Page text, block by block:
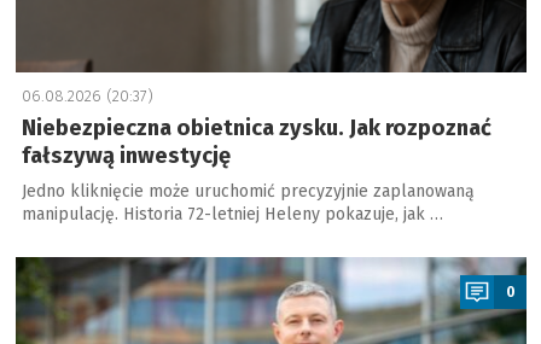
06.08.2026 (20:37)
Niebezpieczna obietnica zysku. Jak rozpoznać
fałszywą inwestycję
Jedno kliknięcie może uruchomić precyzyjnie zaplanowaną
manipulację. Historia 72-letniej Heleny pokazuje, jak …
a
0